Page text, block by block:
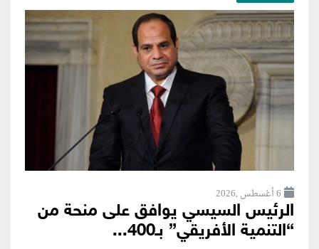
6 أغسطس ,2026
الرئيس السيسي يوافق على منحة من
“التنمية الأفريقي” بـ400...